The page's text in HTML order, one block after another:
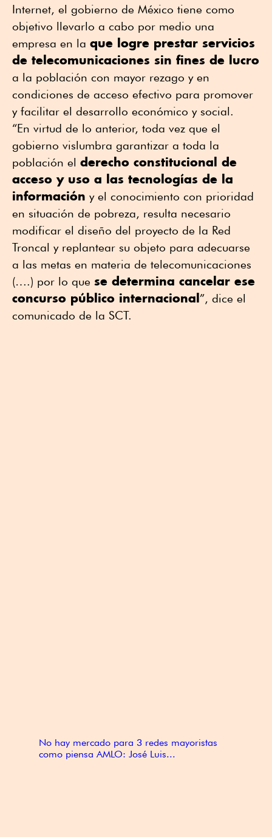
Internet, el gobierno de México tiene como
objetivo llevarlo a cabo por medio una
empresa en la que logre prestar servicios
de telecomunicaciones sin fines de lucro
a la población con mayor rezago y en
condiciones de acceso efectivo para promover
y facilitar el desarrollo económico y social.
“En virtud de lo anterior, toda vez que el
gobierno vislumbra garantizar a toda la
población el derecho constitucional de
acceso y uso a las tecnologías de la
información y el conocimiento con prioridad
en situación de pobreza, resulta necesario
modificar el diseño del proyecto de la Red
Troncal y replantear su objeto para adecuarse
a las metas en materia de telecomunicaciones
(….) por lo que se determina cancelar ese
concurso público internacional”, dice el
comunicado de la SCT.
No hay mercado para 3 redes mayoristas
como piensa AMLO: José Luis...